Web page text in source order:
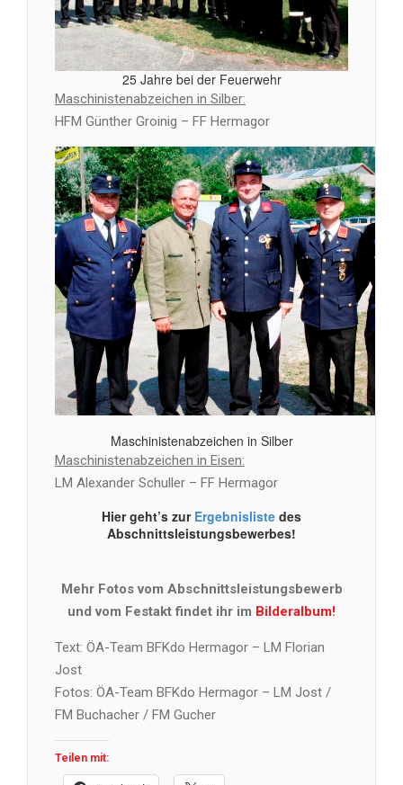
25 Jahre bei der Feuerwehr
Maschinistenabzeichen in Silber:
HFM Günther Groinig – FF Hermagor
Maschinistenabzeichen in Silber
Maschinistenabzeichen in Eisen:
LM Alexander Schuller – FF Hermagor
Hier geht’s zur Ergebnisliste des
Abschnittsleistungsbewerbes!
Mehr Fotos vom Abschnittsleistungsbewerb
und vom Festakt findet ihr im Bilderalbum!
Text: ÖA-Team BFKdo Hermagor – LM Florian
Jost
Fotos: ÖA-Team BFKdo Hermagor – LM Jost /
FM Buchacher / FM Gucher
Teilen mit: